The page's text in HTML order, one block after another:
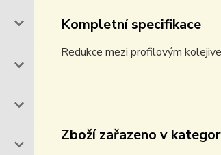
Kompletní specifikace
Redukce mezi profilovým
Zboží zařazeno v